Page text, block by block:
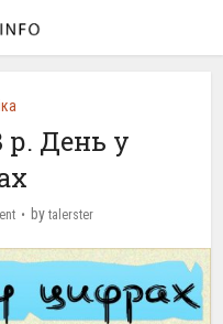
р. День у
by talerster